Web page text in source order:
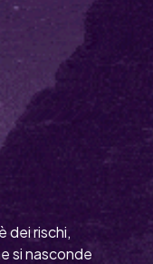
dei rischi,
si nasconde